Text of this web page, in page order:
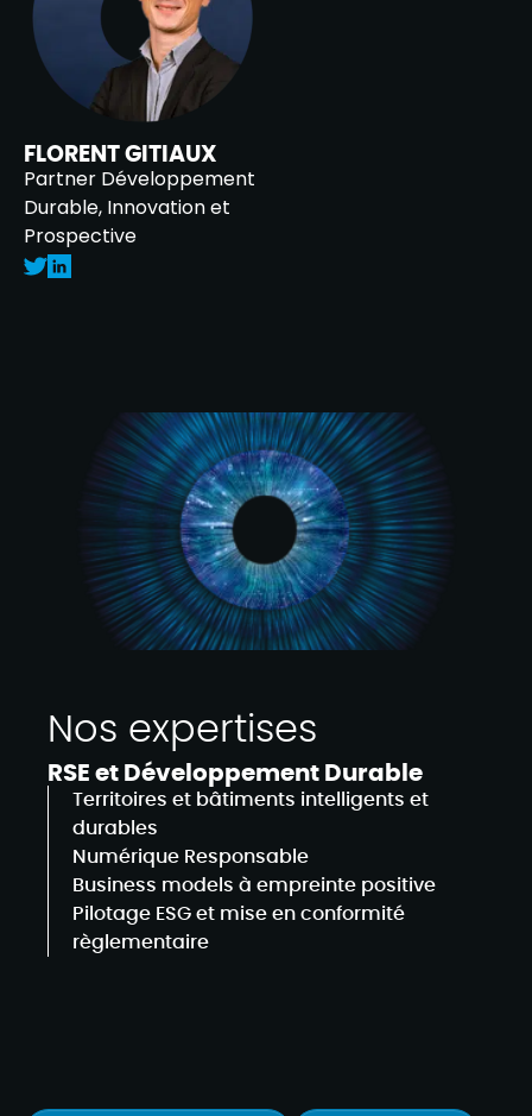
FLORENT GITIAUX
Partner Développement
Durable, Innovation et
Prospective
Nos expertises
RSE et Développement Durable​
Territoires et bâtiments intelligents et
durables
Numérique Responsable
Business models à empreinte positive
Pilotage ESG et mise en conformité
règlementaire